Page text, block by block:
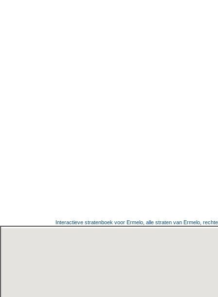
Interactieve stratenboek voor Ermelo, alle straten van Ermelo,